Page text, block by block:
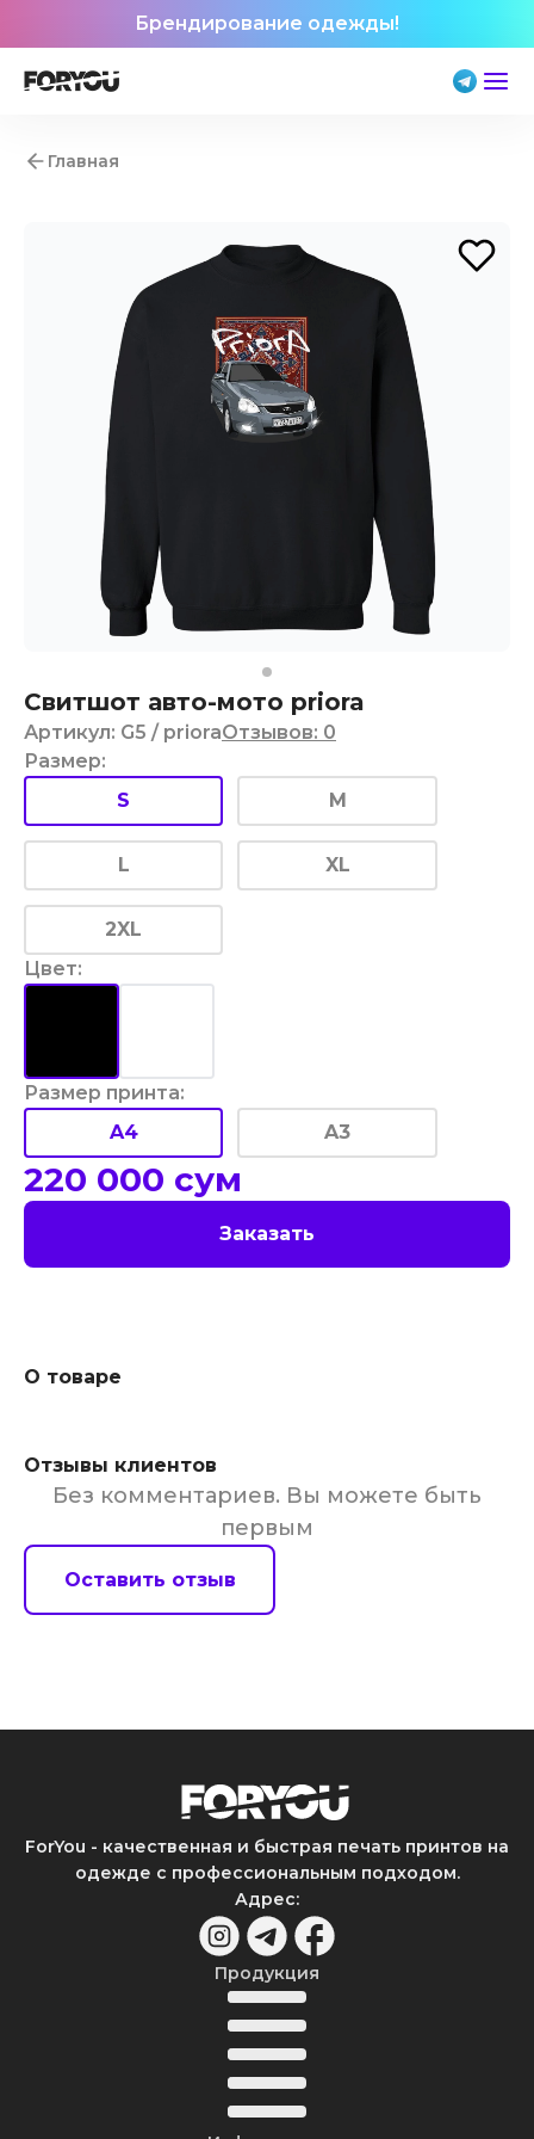
Брендирование одежды!
Главная
Свитшот авто-мото priora
Артикул: G5 / prioraОтзывов: 0
Размер:
S
M
L XL
2XL
Цвет:
Размер принта:
A4
A3
220 000 сум
Заказать
О товаре
Отзывы клиентов
Без комментариев. Вы можете быть
первым
Оставить отзыв
ForYou - качественная и быстрая печать принтов на
одежде с профессиональным подходом.
Адрес:
Продукция